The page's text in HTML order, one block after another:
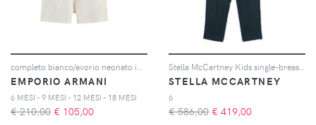
completo bianco/avorio neonato in cotone
EMPORIO ARMANI
6 MESI - 9 MESI - 12 MESI - 18 MESI
€ 210,00 € 105,00
Stella McCartney Kids single-breasted suit - Blu
STELLA MCCARTNEY
6
€ 586,00 € 419,00